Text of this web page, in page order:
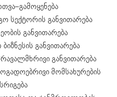
სექტორის განვითარება
განვითარება
განვითარება
განვითარება
მომსახურების